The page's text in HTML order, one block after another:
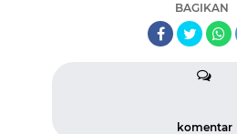
BAGIKAN
komentar